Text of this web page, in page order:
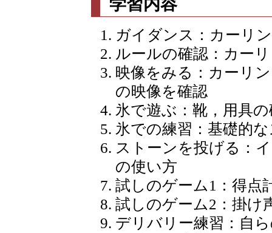
学習内容
ガイダンス：カーリ
ルールの確認：カー
映像をみる：カーリ
の映像を確認
氷で遊ぶ：靴，用具
氷での練習：基礎的
ストーンを投げる：
の使い方
試しのゲーム1：得点
試しのゲーム2：掛け
デリバリー練習：自